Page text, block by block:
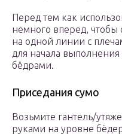
Перед тем как
немного вперед, чтобы
на одной линии с
для начала
бёдрами.
Приседания сумо
Возьмите гантель/
руками на уровне